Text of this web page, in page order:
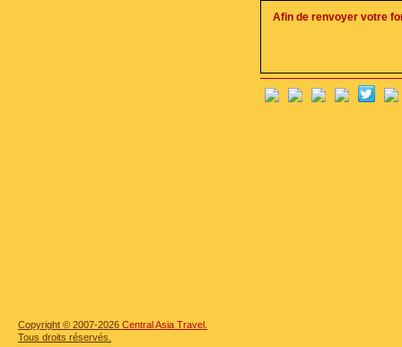
Afin de renvoyer votre
Copyright © 2007-2026 Central Asia Travel.
Tous droits réservés.